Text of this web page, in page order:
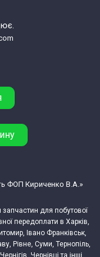
запчастин для побутової
передоплати в Харків,
Івано Франківськ,
Рівне, Суми, Тернопіль,
Чернівці та інші
ФОП Кириченко В.А.»